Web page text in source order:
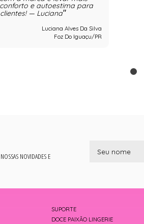
e autoestima para
— Luciana
Luciana Alves Da Silva
Foz Do Iguaçu/PR
NOVIDADES E
SUPORTE
DOCE PAIXÃO LINGERIE